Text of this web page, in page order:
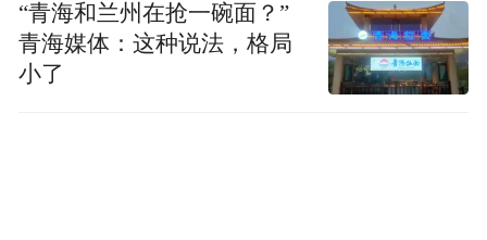
“青海和兰州在抢一碗面？”
青海媒体：这种说法，格局
小了